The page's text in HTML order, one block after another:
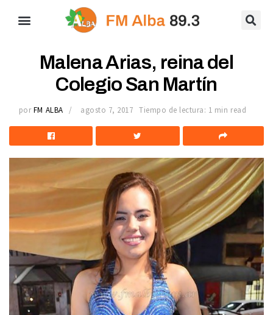
Malena Arias, reina del
Colegio San Martín
por FM ALBA agosto 7, 2017 Tiempo de lectura: 1 min read